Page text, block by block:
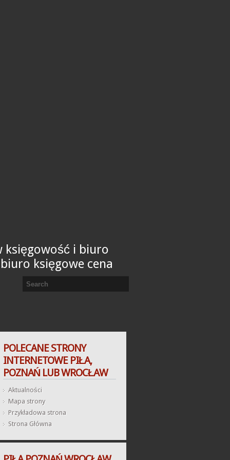
księgowość i biuro
księgowe cena
POLECANE STRONY
INTERNETOWE PIŁA,
POZNAŃ LUB WROCŁAW
Aktualności
Mapa strony
Przykładowa strona
Strona Główna